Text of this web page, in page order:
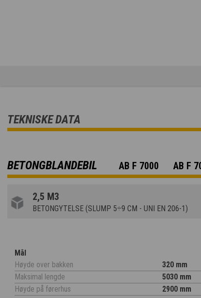
TEKNISKE DATA
BETONGBLANDEBIL AB F 7000 AB F
2,5 M3
BETONGYTELSE (SLUMP 5÷9 CM - UNI EN 206-1)
Mål
Høyde over bakken
320 mm
Maksimal lengde
5030 mm
Høyde på førerhus
2900 mm